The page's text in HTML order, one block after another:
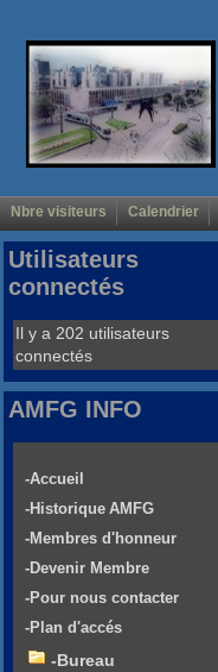
Nbre visiteurs Calendrier
Utilisateurs
connectés
Il y a 202 utilisateurs
connectés
AMFG INFO
-Accueil
-Historique AMFG
-Membres d'honneur
-Devenir Membre
-Pour nous contacter
-Plan d'accés
-Bureau